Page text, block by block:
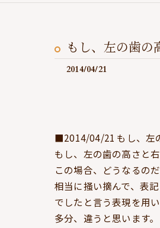
もし、左の歯
2014/04/21
■2014/04/21 もし、左
もし、左の歯の高さと
この場合、どうなるの
相当に掻い摘んで、表
でしたと言う表現を用
多分、違うと思います。